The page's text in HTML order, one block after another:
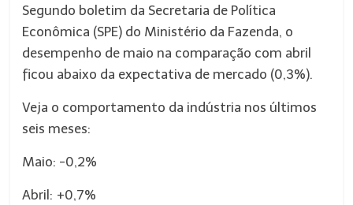
Segundo boletim da Secretaria de Política
Econômica (SPE) do Ministério da Fazenda, o
desempenho de maio na comparação com abril
ficou abaixo da expectativa de mercado (0,3%).
Veja o comportamento da indústria nos últimos
seis meses:
Maio: -0,2%
Abril: +0,7%